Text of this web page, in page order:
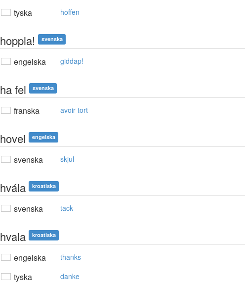
tyska hoffen
hoppla! svenska
engelska giddap!
ha fel svenska
franska avoir tort
hovel engelska
svenska skjul
hvála kroatiska
svenska tack
hvala kroatiska
engelska thanks
tyska danke